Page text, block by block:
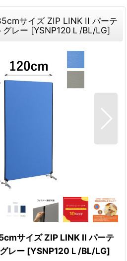
サイズ ZIP LINK II パーテ
グレー [YSNP120Ｌ/BL/LG]
サイズ ZIP LINK II パーテ
レー [YSNP120Ｌ/BL/LG]